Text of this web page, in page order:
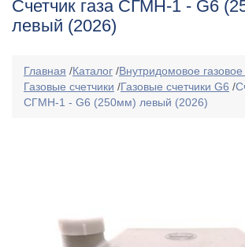
Счетчик газа СГМН-1 - G6
левый (2026)
Главная /Каталог /Внутридомовое
Газовые счетчики /Газовые счетчики G6 /
СГМН-1 - G6 (250мм) левый (2026)